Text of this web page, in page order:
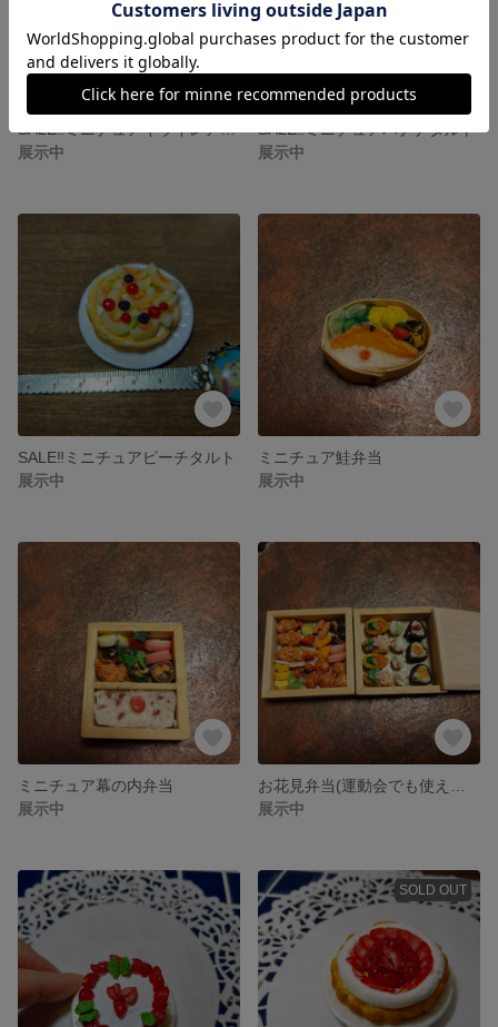
SALE‼️ミニチュアキウイレアチーズタルト
展示中
SALE‼️ミニチュアバナナタルト
展示中
SALE‼️ミニチュアピーチタルト
展示中
ミニチュア鮭弁当
展示中
ミニチュア幕の内弁当
展示中
展示中
SOLD OUT